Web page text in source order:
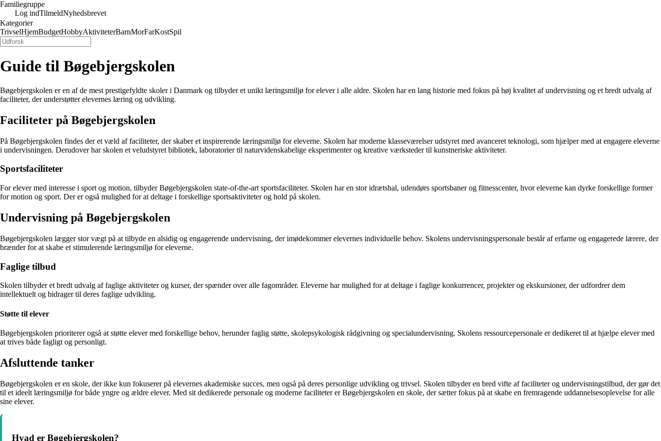
Familiegruppe
Log indTilmeldNyhedsbrevet
Kategorier
TrivselHjemBudgetHobbyAktiviteterBarnMorFarKostSpil
Guide til Bøgebjergskolen
Bøgebjergskolen er en af de mest prestigefyldte skoler i Danmark og tilbyder et unikt læringsmiljø for elever i alle aldre. Skolen har en lang historie med fokus på høj kvalitet af undervisning og et bredt udvalg af
faciliteter, der understøtter elevernes læring og udvikling.
Faciliteter på Bøgebjergskolen
På Bøgebjergskolen findes der et væld af faciliteter, der skaber et inspirerende læringsmiljø for eleverne. Skolen har moderne klasseværelser udstyret med avanceret teknologi, som hjælper med at engagere eleverne
i undervisningen. Derudover har skolen et veludstyret bibliotek, laboratorier til naturvidenskabelige eksperimenter og kreative værksteder til kunstneriske aktiviteter.
Sportsfaciliteter
For elever med interesse i sport og motion, tilbyder Bøgebjergskolen state-of-the-art sportsfaciliteter. Skolen har en stor idrætshal, udendørs sportsbaner og fitnesscenter, hvor eleverne kan dyrke forskellige former
for motion og sport. Der er også mulighed for at deltage i forskellige sportsaktiviteter og hold på skolen.
Undervisning på Bøgebjergskolen
Bøgebjergskolen lægger stor vægt på at tilbyde en alsidig og engagerende undervisning, der imødekommer elevernes individuelle behov. Skolens undervisningspersonale består af erfarne og engagerede lærere, der
brænder for at skabe et stimulerende læringsmiljø for eleverne.
Faglige tilbud
Skolen tilbyder et bredt udvalg af faglige aktiviteter og kurser, der spænder over alle fagområder. Eleverne har mulighed for at deltage i faglige konkurrencer, projekter og ekskursioner, der udfordrer dem
intellektuelt og bidrager til deres faglige udvikling.
Støtte til elever
Bøgebjergskolen prioriterer også at støtte elever med forskellige behov, herunder faglig støtte, skolepsykologisk rådgivning og specialundervisning. Skolens ressourcepersonale er dedikeret til at hjælpe elever med
at trives både fagligt og personligt.
Afsluttende tanker
Bøgebjergskolen er en skole, der ikke kun fokuserer på elevernes akademiske succes, men også på deres personlige udvikling og trivsel. Skolen tilbyder en bred vifte af faciliteter og undervisningstilbud, der gør det
til et ideelt læringsmiljø for både yngre og ældre elever. Med sit dedikerede personale og moderne faciliteter er Bøgebjergskolen en skole, der sætter fokus på at skabe en fremragende uddannelsesoplevelse for alle
sine elever.
Hvad er Bøgebjergskolen?